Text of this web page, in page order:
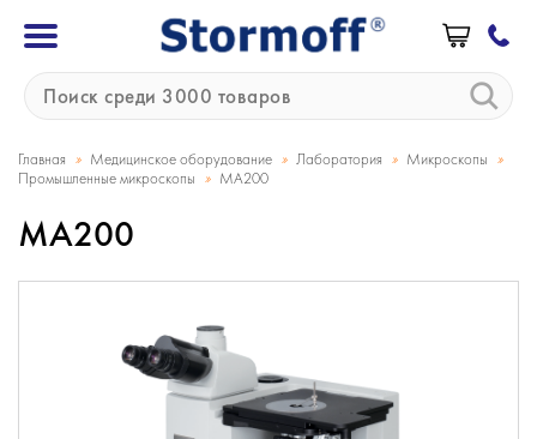
Главная » Медицинское оборудование » Лаборатория » Микроскопы »
Промышленные микроскопы » MA200
MA200